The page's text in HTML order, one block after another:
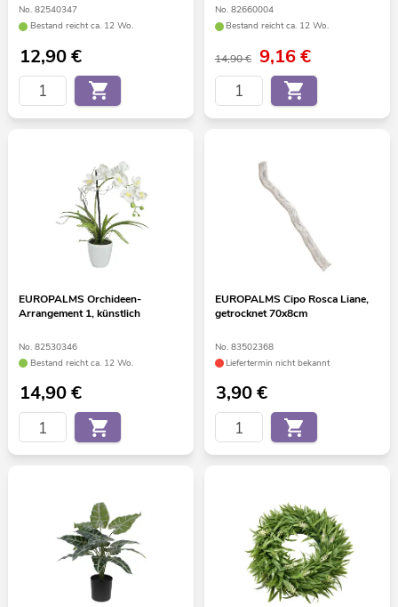
No. 82540347
Bestand reicht ca. 12 Wo.
12,90€
No. 82660004
Bestand reicht ca. 12 Wo.
14,90 € 9,16€
EUROPALMS Orchideen-
Arrangement 1, künstlich
No. 82530346
Bestand reicht ca. 12 Wo.
14,90€
EUROPALMS Cipo Rosca Liane,
getrocknet 70x8cm
No. 83502368
Liefertermin nicht bekannt
3,90€